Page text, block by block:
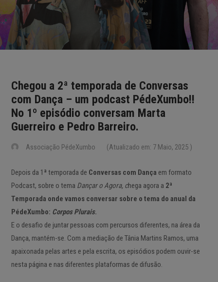
Chegou a 2ª temporada de Conversas
com Dança – um podcast PédeXumbo!!
No 1º episódio conversam Marta
Guerreiro e Pedro Barreiro.
Associação PédeXumbo (Atualizado em: 7 Maio, 2025 )
Depois da 1ª temporada de Conversas com Dança em formato
Podcast, sobre o tema Dançar o Agora, chega agora a 2ª
Temporada onde vamos conversar sobre o tema do anual da
PédeXumbo: Corpos Plurais.
E o desafio de juntar pessoas com percursos diferentes, na área da
Dança, mantém-se. Com a mediação de Tânia Martins Ramos, uma
apaixonada pelas artes e pela escrita, os episódios podem ouvir-se
nesta página e nas diferentes plataformas de difusão.